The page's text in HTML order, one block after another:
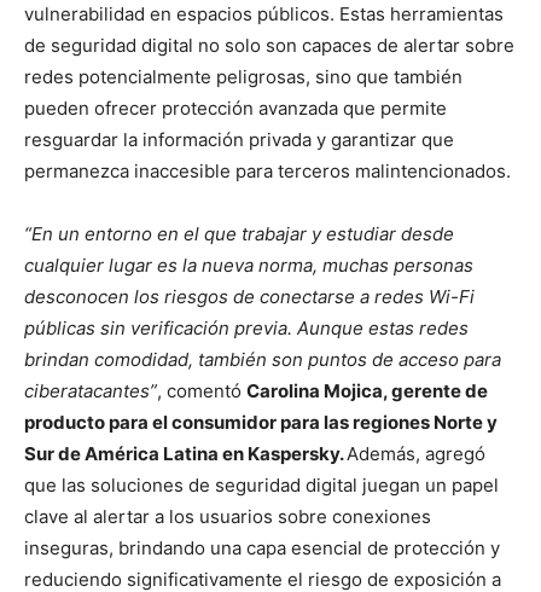
vulnerabilidad en espacios públicos. Estas herramientas
de seguridad digital no solo son capaces de alertar sobre
redes potencialmente peligrosas, sino que también
pueden ofrecer protección avanzada que permite
resguardar la información privada y garantizar que
permanezca inaccesible para terceros malintencionados.
“En un entorno en el que trabajar y estudiar desde
cualquier lugar es la nueva norma, muchas personas
desconocen los riesgos de conectarse a redes Wi-Fi
públicas sin verificación previa. Aunque estas redes
brindan comodidad, también son puntos de acceso para
ciberatacantes”, comentó Carolina Mojica, gerente de
producto para el consumidor para las regiones Norte y
Sur de América Latina en Kaspersky.Además, agregó
que las soluciones de seguridad digital juegan un papel
clave al alertar a los usuarios sobre conexiones
inseguras, brindando una capa esencial de protección y
reduciendo significativamente el riesgo de exposición a